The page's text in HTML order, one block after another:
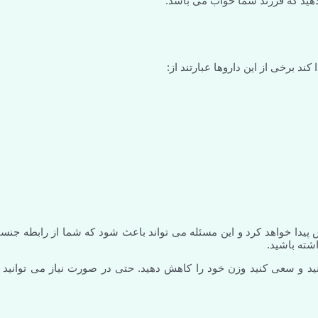
برخی از این داروها عبارتند از:
خواهد کرد و این مسئله می تواند باعث شود که شما از رابطه
باشید.
و سعی کنید وزن خود را کاهش دهید. حتی در صورت نیاز می توانید